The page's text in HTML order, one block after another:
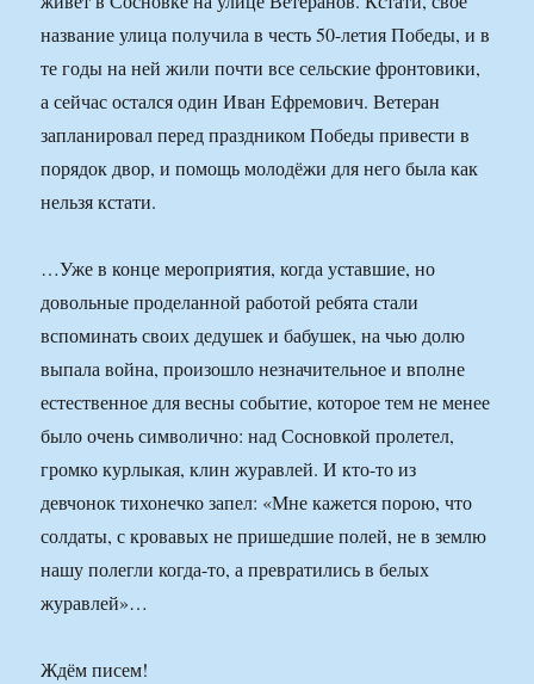
название улица получила в честь 50-летия Победы, и в
те годы на ней жили почти все сельские фронтовики,
а сейчас остался один Иван Ефремович. Ветеран
запланировал перед праздником Победы привести в
порядок двор, и помощь молодёжи для него была как
нельзя кстати.
…Уже в конце мероприятия, когда уставшие, но
довольные проделанной работой ребята стали
вспоминать своих дедушек и бабушек, на чью долю
выпала война, произошло незначительное и вполне
естественное для весны событие, которое тем не менее
было очень символично: над Сосновкой пролетел,
громко курлыкая, клин журавлей. И кто-то из
девчонок тихонечко запел: «Мне кажется порою, что
солдаты, с кровавых не пришедшие полей, не в землю
нашу полегли когда-то, а превратились в белых
журавлей»…
Ждём писем!